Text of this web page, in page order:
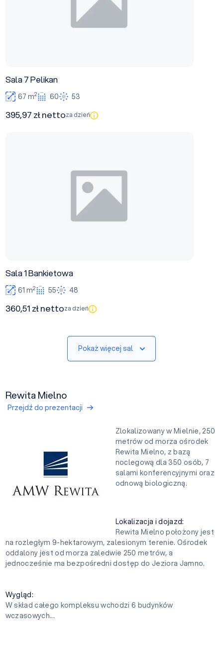
Sala 7 Pelikan
67 m2 60 53
395,97 zł nettoza dzień
Sala 1 Bankietowa
61 m2 55 48
360,51 zł nettoza dzień
Pokaż więcej sal
Rewita Mielno
Przejdź do prezentacji
Zlokalizowany w Mielnie, 250
metrów od morza ośrodek
Rewita Mielno, z bazą
noclegową dla 350 osób, 7
salami konferencyjnymi oraz
odnową biologiczną.
Lokalizacja i dojazd:
Rewita Mielno położony jest
na rozległym 9-hektarowym, zalesionym terenie. Ośrodek
oddalony jest od morza zaledwie 250 metrów, a
jednocześnie ma bezpośredni dostęp do Jeziora Jamno.
Wygląd:
W skład całego kompleksu wchodzi 6 budynków
wczasowych...